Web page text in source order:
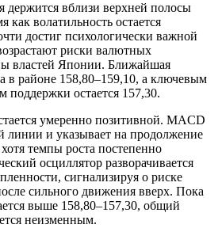
держится вблизи верхней полосы
как волатильность остается
достиг психологически важной
риски валютных
властей Японии. Ближайшая
в районе 158,80–159,10, а ключевым
поддержки остается 157,30.
умеренно позитивной. MACD
линии и указывает на продолжение
темпы роста постепенно
осциллятор разворачивается
сигнализируя о риске
сильного движения вверх. Пока
выше 158,80–157,30, общий
неизменным.